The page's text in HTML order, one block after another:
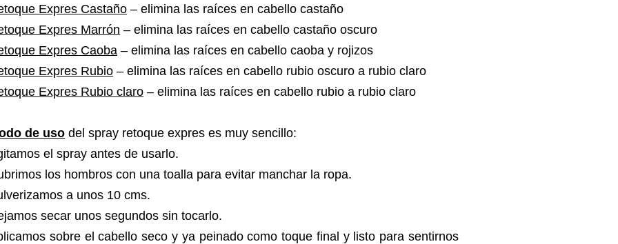
Expres Castaño – elimina las raíces en cabello castaño
Expres Marrón – elimina las raíces en cabello castaño oscuro
Expres Caoba – elimina las raíces en cabello caoba y rojizos
Expres Rubio – elimina las raíces en cabello rubio oscuro a rubio claro
Expres Rubio claro – elimina las raíces en cabello rubio a rubio claro
de uso del spray retoque expres es muy sencillo:
el spray antes de usarlo.
los hombros con una toalla para evitar manchar la ropa.
a unos 10 cms.
secar unos segundos sin tocarlo.
sobre el cabello seco y ya peinado como toque final y listo para sentirnos